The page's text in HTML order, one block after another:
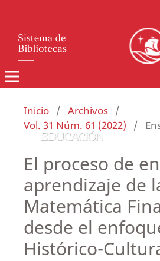
Inicio / Archivos /
Vol. 31 Núm. 61 (2022)
/
El proceso de
aprendizaje de
Matemática
desde el
Histórico-